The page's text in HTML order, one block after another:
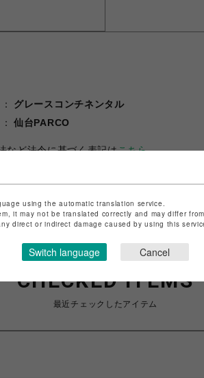
グレースコンチネンタル
仙台PARCO
など法令に基づく表記はこちら
CHECKED ITEMS
最近チェックしたアイテム
using the automatic translation service.
it may not be translated correctly and may differ
direct or indirect damage caused by using this
Switch language Cancel